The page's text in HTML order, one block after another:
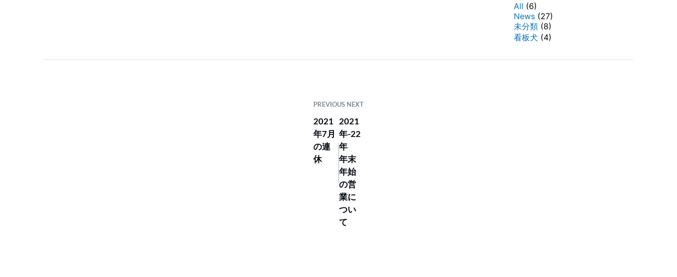
All (6)
News (27)
未分類 (8)
看板犬 (4)
PREVIOUS NEXT
2021
年7月
の連
休
2021
年-22
年
年末
年始
の営
業に
つい
て